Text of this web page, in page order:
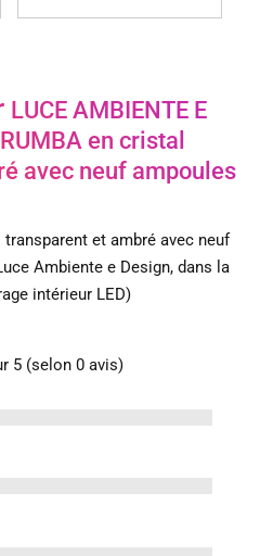
LUCE AMBIENTE E
en cristal
avec neuf ampoules
et ambré avec neuf
Ambiente e Design, dans la
intérieur LED)
5 (selon 0 avis)